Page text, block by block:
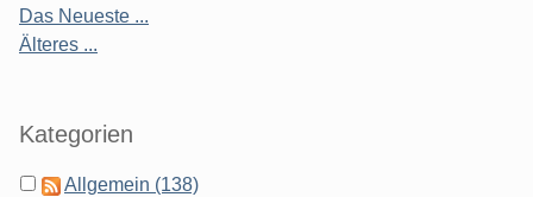
Das Neueste ...
Älteres ...
Kategorien
Allgemein (138)